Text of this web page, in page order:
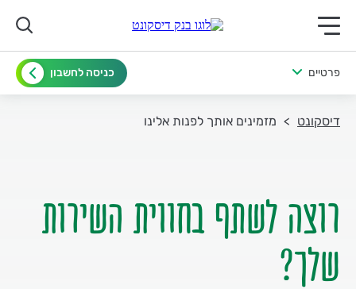
תפריט ראשי לנייד
פרטיים כניסה לחשבון
דיסקונט מזמינים אותך לפנות אלינו
רוצה לשתף בחווית השירות